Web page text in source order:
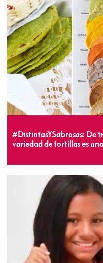
#DistintasYSabrosas: De
variedad de tortillas es